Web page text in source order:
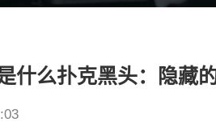
什么扑克黑头：隐藏